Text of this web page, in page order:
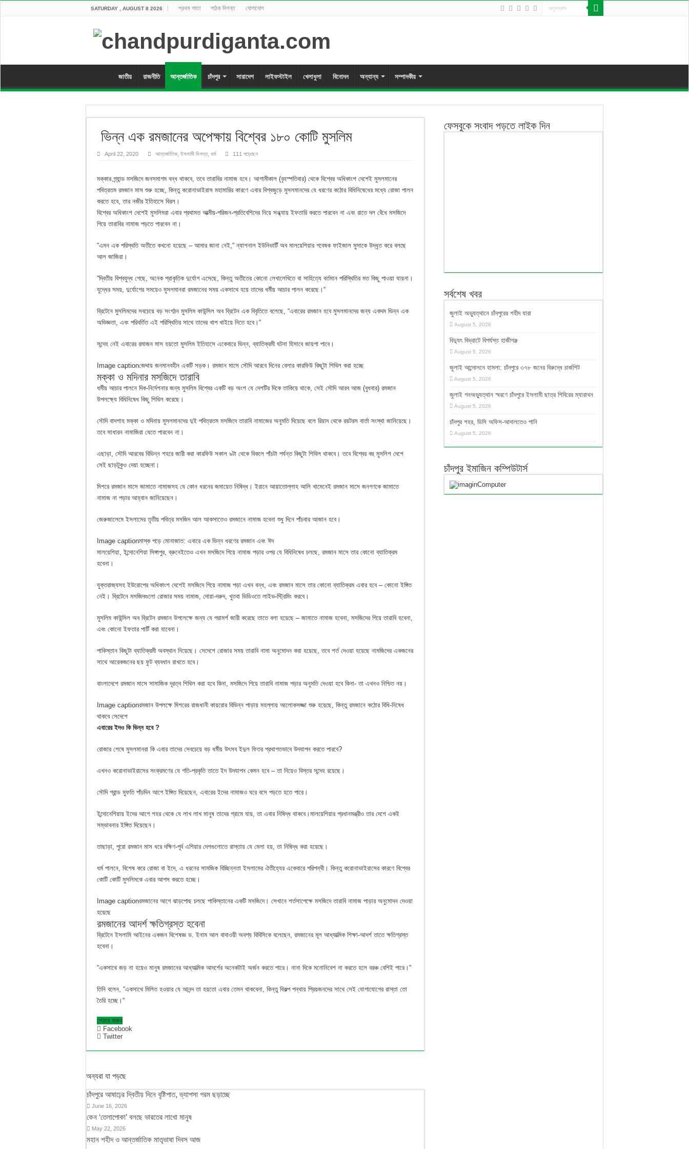
SATURDAY , AUGUST 8 2026 প্রথম পাতা পাঠক দিগন্ত যোগাযোগ
জাতীয় রাজনীতি আন্তর্জাতিক চাঁদপুর সারাদেশ লাইফস্টাইল খেলাধুলা বিনোদন অন্যান্য সম্পাদকীয়
ভিন্ন এক রমজানের অপেক্ষায় বিশ্বের ১৮০ কোটি মুসলিম
April 22, 2020 আন্তর্জাতিক ইসলামী দিগন্ত, ধর্ম 111 পড়েছেন
মক্কার গ্র্যান্ড মসজিদে জনসমাগম বন্ধ থাকবে, তবে তারাবির নামাজ হবে। আগামীকাল (বৃহস্পতিবার) থেকে বিশ্বের অধিকাংশ দেশেই মুসলমানের
পবিত্রতম রমজান মাস শুরু হচ্ছে, কিন্তু করোনাভাইরাস মহামারির কারণে এবার বিশ্বজুড়ে মুসলমানদের যে ধরণের কঠোর বিধিনিষেধের মধ্যে রোজা পালন
করতে হবে, তার নজীর ইতিহাসে বিরল।
বিশ্বের অধিকাংশ দেশেই মুসলিমরা এবার প্রথামত আত্মীয়-পরিজন-প্রতিবেশিদের নিয়ে সন্ধ্যায় ইফতারি করতে পারবেন না এবং রাতে দল বেঁধে মসজিদে
গিয়ে তারাবির নামাজ পড়তে পারবেন না।
“এমন এক পরিস্থতি অতীতে কখনো হয়েছে – আমার জানা নেই,“ ন্যাশনাল ইউনিভার্টি অব মালয়েশিয়ার গবেষক ফাইজাল মুসাকে উদ্ধৃত করে বলছে
আল জাজিরা।
“দ্বিতীয় বিশ্বযুদ্ধ গেছে, অনেক প্রাকৃতিক দুর্যোগ এসেছে, কিন্তু অতীতের কোনো লেখালেখিতে বা সাহিত্যে বর্তমান পরিস্থিতির মত কিছু পাওয়া যায়না।
যুদ্ধের সময়, দুর্যোগের সময়েও মুসলমানরা রমজানের সময় একসাথে হয়ে তাদের ধর্মীয় আচার পালন করেছে।“
ব্রিটেনে মুসলিমদের সবচেয়ে বড় সংগঠন মুসলিম কাউন্সিল অব ব্রিটেন এক বিবৃতিতে বলেছে, “এবারের রমজান হবে মুসলমানদের জন্য একদম ভিন্ন এক
অভিজ্ঞতা, এবং পরিবর্তিত এই পরিস্থিতির সাথে তাদের খাপ খাইয়ে নিতে হবে।“
সন্দেহ নেই এবারের রমাজন মাস হয়তো মুসলিম ইতিহাসে একেবারে ভিন্ন, ব্যাতিক্রমী ঘটনা হিসাবে জায়গা পাবে।
Image captionজেদ্দায় জনমানবহীন একটি সড়ক। রমজান মাসে সৌদি আরবে দিনের বেলার কারফিউ কিছুটা শিথিল করা হচ্ছে
মক্কা ও মদিনার মসজিদে তারাবি
ধর্মীয় আচার পালনে দিক-নির্দেশনার জন্য মুসলিম বিশ্বের একটি বড় অংশ যে দেশটির দিকে তাকিয়ে থাকে, সেই সৌদি আরব আজ (বুধবার) রমজান
উপলক্ষ্যে বিধিনিষেধ কিছু শিথিল করেছে।
সৌদি বাদশাহ মক্কা ও মদিনায় মুসলমানদের দুই পবিত্রতম মসজিদে তারাবি নামাজের অনুমতি দিয়েছে বলে রিয়াদ থেকে রয়টরস বার্তা সংস্থা জানিয়েছে।
তবে সাধারন নামাজিরা যেতে পারবেন না।
এছাড়া, সৌদি আরবের বিভিন্ন শহরে জারী করা কারফিউ সকাল ৯টা থেকে বিকলে পাঁচটা পর্যন্ত কিছুটা শিথিল থাকবে। তবে বিশ্বের বহু মুসলিশ দেশে
সেই ছাড়টুকুও দেয়া হচ্ছেনা।
মিশরে রমজান মাসে জামাতে নামাজসহ যে কোন ধরনের জমায়েত নিষিদ্ধ। ইরানে আয়াতোল্লাহ আলি খামেনেই রমজান মাসে জনগণকে জামাতে
নামাজ না পড়ার আহ্বান জানিয়েছেন।
জেরুজালেমে ইসলামের তৃতীয় পবিত্র মসজিদ আল আকসাতেও রমজানে নামাজ হবেনা শুধু দিনে পাঁচবার আজান হবে।
Image captionমাস্ক পড়ে মোনাজাত: এবারে এক ভিন্ন ধরণের রমজান এবং ঈদ
মালয়েশিয়া, ইন্দোনেশিয়া সিঙ্গাপুর, ব্রুনেইতেও এখন মসজিদে গিয়ে নামাজ পড়ার ওপর যে বিধিনিষেধ চলছে, রমজান মাসে তার কোনো ব্যাতিক্রম
হবেনা।
যুক্তরাজ্যসহ ইউরোপের অধিকাংশ দেশেই মসজিদে গিয়ে নামাজ পড়া এখন বন্ধ, এবং রমজান মাসে তার কোনো ব্যাতিক্রম এবার হবে – কোনো ইঙ্গিত
নেই। ব্রিটেনে মসজিদগুলো রোজার সময় নামাজ, দোয়া-দরুদ, খুতবা ভিডিওতে লাইভ-স্ট্রিমিং করবে।
মুসলিম কাউন্সিল অব ব্রিটেন রমজান উপলেক্ষে জন্য যে পরামর্শ জারী করেছে তাতে বলা হয়েছে – জামাতে নামাজ হবেনা, মসজিদের গিয়ে তারাবি হবেনা,
এবং কোনো ইফতার পার্টি করা যাবেনা।
পাকিস্তান কিছুটা ব্যাতিক্রমী অবস্থান নিয়েছে। সেদেশে রোজার সময় তারাবি নামা অনুমোদন করা হয়েছে, তবে শর্ত দেওয়া হয়েছে নামজিদের একজনের
সাথে আরেকজনের ছয় ফুট ব্যবধান রাখতে হবে।
বাংলাদেশে রমজান মাসে সামাজিক দূরত্ব শিথিল করা হবে কিনা, মসজিদে গিয়ে তারাবি নামাজ পড়ার অনুমতি দেওয়া হবে কিনা- তা এখনও নিশ্চিত নয়।
Image captionরমজান উপলক্ষে মিশরের রাজধানী কায়রোর বিভিন্ন পাড়ায় মহল্লায় আলোকসজ্জা শুরু হয়েছে, কিন্তু রমজানে কঠোর বিধি-নিষেধ
থাকবে সেদেশে
এবারের ইদও কি ভিন্ন হবে ?
রোজার শেষে মুসলমানরা কি এবার তাদের সেবচেয়ে বড় ধর্মীয় উৎসব ইদুল ফিতর প্রথাগতভাবে উদযাপন করতে পারবে?
এখনও করোনাভাইরাসের সংক্রমণের যে গতি-প্রকৃতি তাতে ইদ উদযাপন কেমন হবে – তা নিয়েও বিস্তর সন্দেহ রয়েছে।
সৌদি গ্রান্ড মুফতি পাঁচদিন আগে ইঙ্গিত দিয়েছেন, এবারের ইদের নামাজও ঘরে বসে পড়তে হতে পারে।
ইন্দোনেশিয়ায় ইদের আগে শহর থেকে যে লাখ লাখ মানুষ তাদের গ্রামে যায়, তা এবার নিষিদ্ধ থাকবে।মালয়েশিয়ার প্রধানমন্ত্রীও তার দেশে একই
সম্ভাবনার ইঙ্গিত দিয়েছেন।
তাছাড়া, পুরো রমজান মাস ধরে দক্ষিণ-পূর্ব এশিয়ার দেশগুলোতে রাস্তায় যে মেলা হয়, তা নিষিদ্ধ করা হয়েছে।
ধর্ম পালনে, বিশেষ করে রোজা বা ইদে, এ ধরনের সামজিক বিচ্ছিন্নতা ইসলামের ঐতীহ্যের একেবারে পরিপন্থী। কিন্তু করোনাভাইরাসের কারণে বিশ্বের
কোটি কোটি মুসলিমকে এবার আপস করতে হচ্ছে।
Image captionরমজানের আগে ঝাড়পোছ চলছে পাকিস্তানের একটি মসজিদে। সেখানে শর্তসাপেক্ষে মসজিদে তারাবি নামাজ পাড়ার অনুমোদন দেওয়া
হয়েছে
রমজানের আদর্শ ক্ষতিগ্রস্ত হবেনা
ব্রিটেনে ইসলামি আইনের একজন বিশেষজ্ঞ ড. ইনাম আল বাদাওয়ী অবশ্য বিবিসিকে বলেছেন, রমজানের মূল আধ্যাত্মিক শিক্ষা-আদর্শ তাতে ক্ষতিগ্রস্ত
হবেনা।
“একসাথে জড় না হয়েও মানুষ রমজানের আধ্যাত্মিক আদর্শের অনেকটাই অর্জন করতে পারে। নানা দিকে মনোনিবেশ না করতে হলে বরঞ্চ বেশিই পারে।“
তিনি বলেন, “একসাথে মিলিত হওয়ার যে আনন্দ তা হয়তো এবার তেমন থাকবেনা, কিন্তু বিকল্প পন্থায় প্রিয়জনদের সাথে সেই যোগাযোগের রাস্তা তো
তৈরি হচ্ছে।“
শেয়ার করুন
Facebook
Twitter
অন্যরা যা পড়ছে
চাঁদপুরে আষাঢ়ের দ্বিতীয় দিনে বৃষ্টিপাত, ভ্যাপসা গরম ছড়াচ্ছে
June 16, 2026
কেন ‘তেলাপোকা’ বলছে ভারতের লাখো মানুষ
May 22, 2026
মহান শহীদ ও আন্তর্জাতিক মাতৃভাষা দিবস আজ
ফেসবুকে সংবাদ পড়তে লাইক দিন
সর্বশেষ খবর
জুলাই অভ্যুত্থানে চাঁদপুরের শহীদ যারা
August 5, 2026
বিদ্যুৎ বিভ্রাটে বিপর্যস্ত হাজীগঞ্জ
August 5, 2026
জুলাই আন্দোলনে হামলা: চাঁদপুরে ৩৭৮ জনের বিরুদ্ধে চার্জশিট
August 5, 2026
জুলাই গনঅভ্যুত্থান স্মরণে চাঁদপুরে ইসলামী ছাত্র শিবিরের ম্যারাথন
August 5, 2026
চাঁদপুর শহর, ডিসি অফিস-আদালতেও পানি
August 5, 2026
চাঁদপুর ইমাজিন কম্পিউটার্স